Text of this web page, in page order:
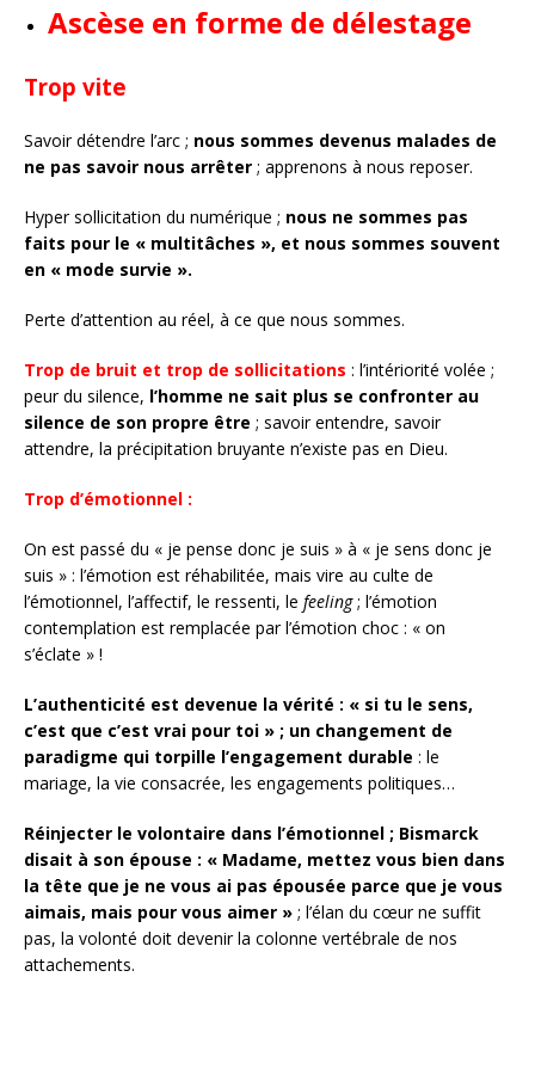
Ascèse en forme de délestage
Trop vite
Savoir détendre l’arc ; nous sommes devenus malades de
ne pas savoir nous arrêter ; apprenons à nous reposer.
Hyper sollicitation du numérique ; nous ne sommes pas
faits pour le « multitâches », et nous sommes souvent
en « mode survie ».
Perte d’attention au réel, à ce que nous sommes.
Trop de bruit et trop de sollicitations : l’intériorité volée ;
peur du silence, l’homme ne sait plus se confronter au
silence de son propre être ; savoir entendre, savoir
attendre, la précipitation bruyante n’existe pas en Dieu.
Trop d’émotionnel :
On est passé du « je pense donc je suis » à « je sens donc je
suis » : l’émotion est réhabilitée, mais vire au culte de
l’émotionnel, l’affectif, le ressenti, le feeling; l’émotion
contemplation est remplacée par l’émotion choc : « on
s’éclate » !
L’authenticité est devenue la vérité : « si tu le sens,
c’est que c’est vrai pour toi » ; un changement de
paradigme qui torpille l’engagement durable : le
mariage, la vie consacrée, les engagements politiques…
Réinjecter le volontaire dans l’émotionnel ; Bismarck
disait à son épouse : « Madame, mettez vous bien dans
la tête que je ne vous ai pas épousée parce que je vous
aimais, mais pour vous aimer » ; l’élan du cœur ne suffit
pas, la volonté doit devenir la colonne vertébrale de nos
attachements.